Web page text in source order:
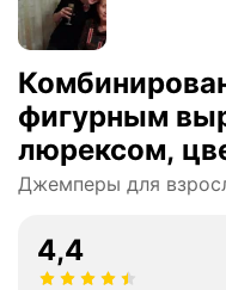
фигурным
люрексом,
размер S
Джемперы для
4,4